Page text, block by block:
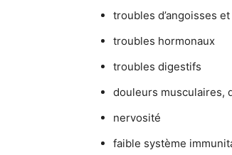
troubles d’angoisses et
troubles hormonaux
troubles digestifs
douleurs musculaires,
nervosité
faible système